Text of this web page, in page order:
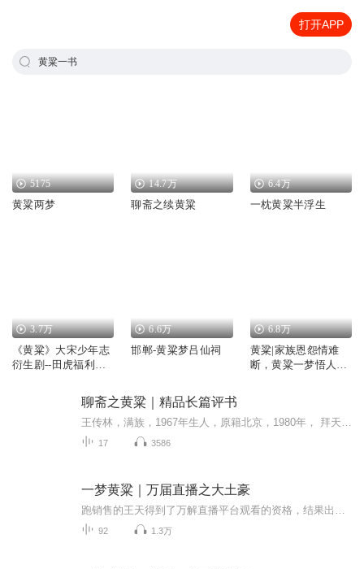
打开APP
黄粱一书
5175
黄粱两梦
14.7万
聊斋之续黄粱
6.4万
一枕黄粱半浮生
3.7万
《黄粱》大宋少年志
衍生剧--田虎福利，
6.6万
邯郸-黄粱梦吕仙祠
6.8万
黄粱|家族恩怨情难
断，黄粱一梦悟人生|
聊斋之黄粱｜精品长篇评书
17 3586
一梦黄粱｜万届直播之大土豪
92 1.3万